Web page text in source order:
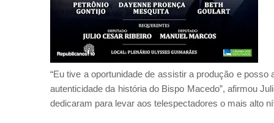
“Eu tive a oportunidade de assistir a produção e
autenticidade da história do Bispo Macedo”, afirmou
dedicaram para levar aos telespectadores o mais alto